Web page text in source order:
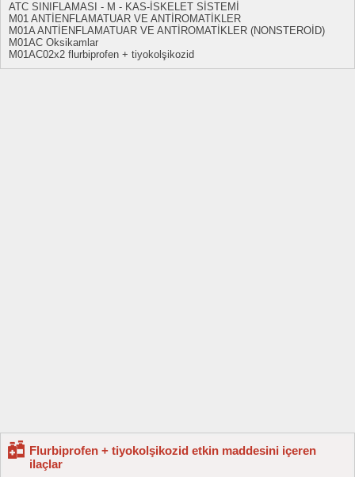
ATC SINIFLAMASI - M - KAS-İSKELET SİSTEMİ
M01 ANTİENFLAMATUAR VE ANTİROMATİKLER
M01A ANTİENFLAMATUAR VE ANTİROMATİKLER (NONSTEROİD)
M01AC Oksikamlar
M01AC02x2 flurbiprofen + tiyokolşikozid
Flurbiprofen + tiyokolşikozid etkin maddesini içeren
ilaçlar